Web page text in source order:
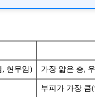
, 현무암) 가장 얇은 층,
부피가 가장 큼